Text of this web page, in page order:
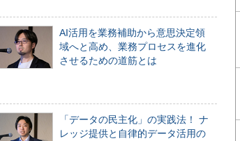
AI活用を業務補助から意思決定領
域へと高め、業務プロセスを進化
させるための道筋とは
「データの民主化」の実践法！ ナ
レッジ提供と自律的データ活用の